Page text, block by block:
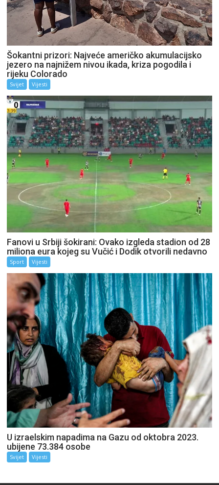
Šokantni prizori: Najveće američko akumulacijsko
jezero na najnižem nivou ikada, kriza pogodila i
rijeku Colorado
Svijet Vijesti
Fanovi u Srbiji šokirani: Ovako izgleda stadion od 28
miliona eura kojeg su Vučić i Dodik otvorili nedavno
Sport Vijesti
U izraelskim napadima na Gazu od oktobra 2023.
ubijene 73.384 osobe
Svijet Vijesti